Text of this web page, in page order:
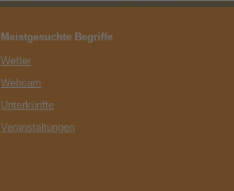
Meistgesuchte Begriffe
Wetter
Webcam
Unterkünfte
Veranstaltungen